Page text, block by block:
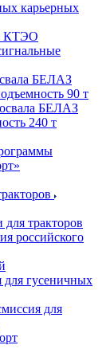
карьерных
КТЭО
БЕЛАЗ
90 т
БЕЛАЗ
240 т
тракторов
российского
для гусеничных
для